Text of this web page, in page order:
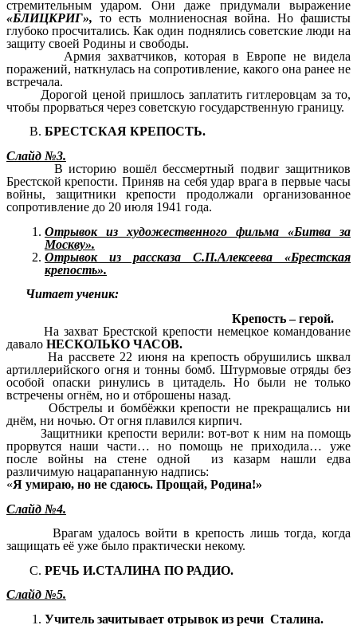
стремительным ударом. Они даже придумали выражение
«БЛИЦКРИГ», то есть молниеносная война. Но фашисты
глубоко просчитались. Как один поднялись советские люди на
защиту своей Родины и свободы.
Армия захватчиков, которая в Европе не видела
поражений, наткнулась на сопротивление, какого она ранее не
встречала.
Дорогой ценой пришлось заплатить гитлеровцам за то,
чтобы прорваться через советскую государственную границу.
БРЕСТСКАЯ КРЕПОСТЬ.
Слайд №3.
В историю вошёл бессмертный подвиг защитников
Брестской крепости. Приняв на себя удар врага в первые часы
войны, защитники крепости продолжали организованное
сопротивление до 20 июля 1941 года.
Отрывок из художественного фильма «Битва за
Москву».
Отрывок из рассказа С.П.Алексеева «Брестская
крепость».
Читает ученик:
Крепость – герой.
На захват Брестской крепости немецкое командование
давало НЕСКОЛЬКО ЧАСОВ.
На рассвете 22 июня на крепость обрушились шквал
артиллерийского огня и тонны бомб. Штурмовые отряды без
особой опаски ринулись в цитадель. Но были не только
встречены огнём, но и отброшены назад.
Обстрелы и бомбёжки крепости не прекращались ни
днём, ни ночью. От огня плавился кирпич.
Защитники крепости верили: вот-вот к ним на помощь
прорвутся наши части… но помощь не приходила… уже
после войны на стене одной из казарм нашли едва
различимую нацарапанную надпись:
«Я умираю, но не сдаюсь. Прощай, Родина!»
Слайд №4.
Врагам удалось войти в крепость лишь тогда, когда
защищать её уже было практически некому.
РЕЧЬ И.СТАЛИНА ПО РАДИО.
Слайд №5.
Учитель зачитывает отрывок из речи Сталина.